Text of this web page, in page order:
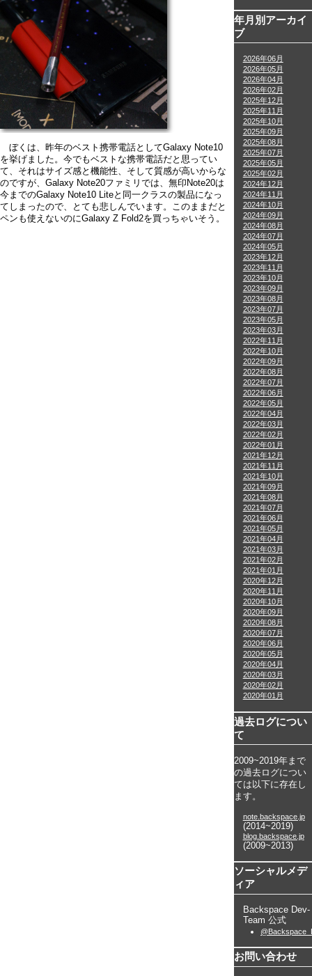
ぼくは、昨年のベスト携帯電話としてGalaxy Note10
を挙げました。今でもベストな携帯電話だと思ってい
て、それはサイズ感と機能性、そして質感が高いからな
のですが、Galaxy Note20ファミリでは、無印Note20は
今までのGalaxy Note10 Liteと同一クラスの製品になっ
てしまったので、とても悲しんでいます。このままだと
ペンも使えないのにGalaxy Z Fold2を買っちゃいそう。
年月別アーカイ
ブ
2026年06月
2026年05月
2026年04月
2026年02月
2025年12月
2025年11月
2025年10月
2025年09月
2025年08月
2025年07月
2025年05月
2025年02月
2024年12月
2024年11月
2024年10月
2024年09月
2024年08月
2024年07月
2024年05月
2023年12月
2023年11月
2023年10月
2023年09月
2023年08月
2023年07月
2023年05月
2023年03月
2022年11月
2022年10月
2022年09月
2022年08月
2022年07月
2022年06月
2022年05月
2022年04月
2022年03月
2022年02月
2022年01月
2021年12月
2021年11月
2021年10月
2021年09月
2021年08月
2021年07月
2021年06月
2021年05月
2021年04月
2021年03月
2021年02月
2021年01月
2020年12月
2020年11月
2020年10月
2020年09月
2020年08月
2020年07月
2020年06月
2020年05月
2020年04月
2020年03月
2020年02月
2020年01月
過去ログについ
て
2009~2019年まで
の過去ログについ
ては以下に存在し
ます。
note.backspace.jp
(2014~2019)
blog.backspace.jp
(2009~2013)
ソーシャルメデ
ィア
Backspace Dev-
Team 公式
お問い合わせ